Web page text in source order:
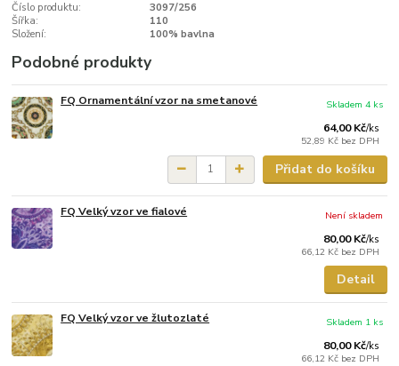
Číslo produktu:
3097/256
Šířka:
110
Složení:
100% bavlna
Podobné produkty
FQ Ornamentální vzor na smetanové
64,00 Kč/ks
52,89 Kč bez DPH
Skladem 4 ks
Přidat do košíku
FQ Velký vzor ve fialové
80,00 Kč/ks
66,12 Kč bez DPH
Není skladem
Detail
FQ Velký vzor ve žlutozlaté
80,00 Kč/ks
66,12 Kč bez DPH
Skladem 1 ks